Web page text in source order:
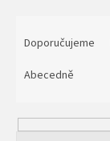
p
Doporučujeme
Abecedně